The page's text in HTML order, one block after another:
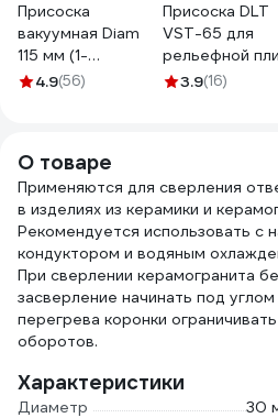
Присоска
вакуумная Diam
115 мм (1-
чашечная) 600114
4.9(56)
Присоска DLT
VST-65 для
рельефной
с АВТО
3.9(16)
О товаре
Применяются для сверления
в изделиях из керамики и
Рекомендуется использовать с
кондуктором и водяным
При сверлении керамогранита
засверление начинать под
перегрева коронки
оборотов.
Характеристики
Диаметр
30